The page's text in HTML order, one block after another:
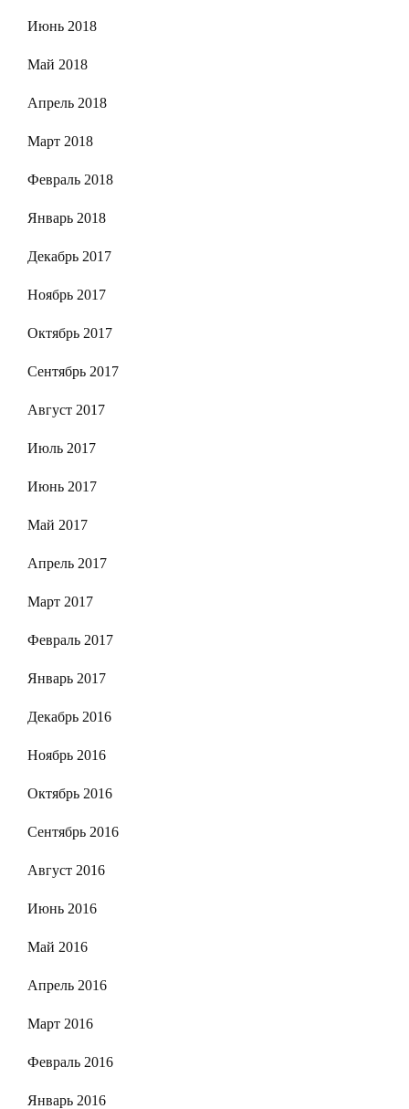
Июнь 2018
Май 2018
Апрель 2018
Март 2018
Февраль 2018
Январь 2018
Декабрь 2017
Ноябрь 2017
Октябрь 2017
Сентябрь 2017
Август 2017
Июль 2017
Июнь 2017
Май 2017
Апрель 2017
Март 2017
Февраль 2017
Январь 2017
Декабрь 2016
Ноябрь 2016
Октябрь 2016
Сентябрь 2016
Август 2016
Июнь 2016
Май 2016
Апрель 2016
Март 2016
Февраль 2016
Январь 2016